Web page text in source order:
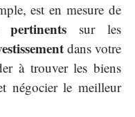
est en mesure de
pertinents sur les
dans votre
à trouver les biens
négocier le meilleur